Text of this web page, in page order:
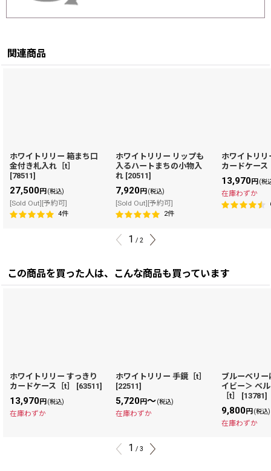
関連商品
ホワイトリリー 箱まち口
金付き札入れ［t］
[78511]
27,500円(税込)
[Sold Out][予約可]
4件
ホワイトリリー リップも
入るハートまちの小物入
れ [20511]
7,920円(税込)
[Sold Out][予約可]
2件
ホワイトリリ
カードケース
13,970円(税
在庫わずか
1 / 2
この商品を買った人は、こんな商品も買っています
ホワイトリリー すっきり
カードケース［t］
[63511]
13,970円 (税込)
在庫わずか
ホワイトリリー 手鏡［t］
[22511]
5,720円～(税込)
在庫わずか
ブルーベリ
イビー＞ ベ
［t］
[13781]
9,800円 (税込)
在庫わずか
1 / 3